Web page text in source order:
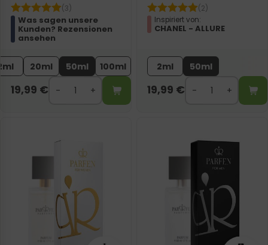
(3)
Was sagen unsere
Kunden? Rezensionen
ansehen
20ml 50ml 100ml
19,99 €
(2)
Inspiriert von:
CHANEL - ALLURE
2ml 50ml
19,99 €